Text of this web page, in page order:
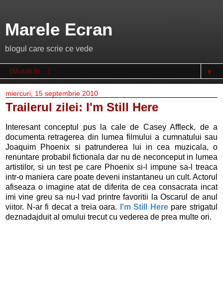
Marele Ecran
blogul care scrie ce vede
▼
miercuri, 15 septembrie 2010
Trailerul zilei: I'm Still Here
Interesant conceptul pus la cale de Casey Affleck, de a
documenta retragerea din lumea filmului a cumnatului sau
Joaquim Phoenix si patrunderea lui in cea muzicala, o
renuntare probabil fictionala dar nu de neconceput in lumea
artistilor, si un test pe care Phoenix si-l impune sa-l treaca
intr-o maniera care poate deveni instantaneu un cult. Actorul
afiseaza o imagine atat de diferita de cea consacrata incat
imi vine greu sa nu-l vad printre favoritii la Oscarul de anul
viitor. N-ar fi decat a treia oara.
I'm Still Herepare strigatul
deznadajduit al omului trecut cu vederea de prea multe ori.